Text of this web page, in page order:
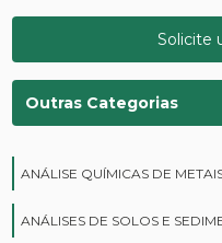
Solicite
Outras Categorias
ANÁLISE QUÍMICAS DE
ANÁLISES DE SOLOS E